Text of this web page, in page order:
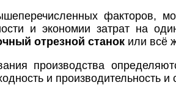
факторов,
и экономии затрат на
отрезной станок или всё
производства
и производительность